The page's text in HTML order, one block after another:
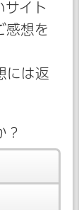
サイト
感想を
には返
？